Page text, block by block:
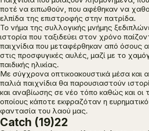
ποτέ να ειπωθούν, που αφέθηκαν να
ελπίδα της επιστροφής στην πατρίδα.
Το νήμα της συλλογικής μνήμης
ιστορία που ταξιδεύει στον χρόνο
παιχνίδια που μεταφέρθηκαν από όσους
στις προσφυγικές αυλές, μαζί με το
παιδικής ηλικίας.
Με σύγχρονα οπτικοακουστικά μέσα και
παλιά παιχνίδια θα παρουσιαστούν
και αναβίωσης σε νέο τόπο καθώς και οι
οποίους κάποτε εκφραζόταν η
φαντασία του λαού μας.
Catch (19)22